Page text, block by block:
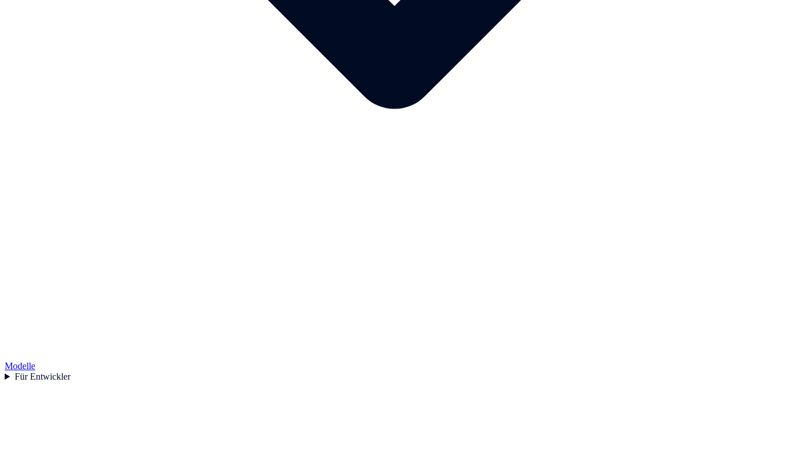
Modelle
Für Entwickler